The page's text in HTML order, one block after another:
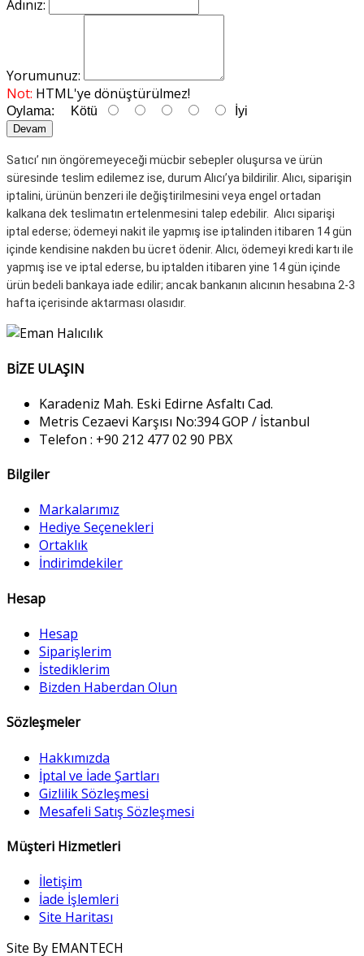
Adınız:
Yorumunuz:
Not: HTML'ye dönüştürülmez!
Oylama: Kötü İyi
Devam
Satıcı’ nın öngöremeyeceği mücbir sebepler oluşursa ve ürün
süresinde teslim edilemez ise, durum Alıcı’ya bildirilir. Alıcı, siparişin
iptalini, ürünün benzeri ile değiştirilmesini veya engel ortadan
kalkana dek teslimatın ertelenmesini talep edebilir. Alıcı siparişi
iptal ederse; ödemeyi nakit ile yapmış ise iptalinden itibaren 14 gün
içinde kendisine nakden bu ücret ödenir. Alıcı, ödemeyi kredi kartı ile
yapmış ise ve iptal ederse, bu iptalden itibaren yine 14 gün içinde
ürün bedeli bankaya iade edilir; ancak bankanın alıcının hesabına 2-3
hafta içerisinde aktarması olasıdır.
BİZE ULAŞIN
Karadeniz Mah. Eski Edirne Asfaltı Cad.
Metris Cezaevi Karşısı No:394 GOP / İstanbul
Telefon : +90 212 477 02 90 PBX
Bilgiler
Markalarımız
Hediye Seçenekleri
Ortaklık
İndirimdekiler
Hesap
Hesap
Siparişlerim
İstediklerim
Bizden Haberdan Olun
Sözleşmeler
Hakkımızda
İptal ve İade Şartları
Gizlilik Sözleşmesi
Mesafeli Satış Sözleşmesi
Müşteri Hizmetleri
İletişim
İade İşlemleri
Site Haritası
Site By EMANTECH